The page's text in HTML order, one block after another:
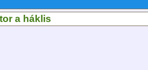
a háklis